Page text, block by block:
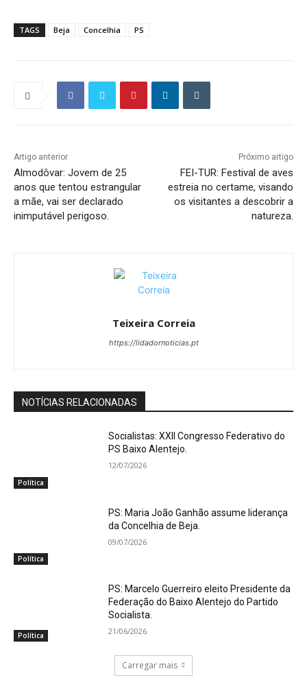
TAGS Beja Concelhia PS
Artigo anterior
Almodôvar: Jovem de 25
anos que tentou estrangular
a mãe, vai ser declarado
inimputável perigoso.
Próximo artigo
FEI-TUR: Festival de aves
estreia no certame, visando
os visitantes a descobrir a
natureza.
Teixeira Correia
https://lidadornoticias.pt
NOTÍCIAS RELACIONADAS
Política
Socialistas: XXII Congresso Federativo do
PS Baixo Alentejo.
12/07/2026
Política
PS: Maria João Ganhão assume liderança
da Concelhia de Beja.
09/07/2026
Política
PS: Marcelo Guerreiro eleito Presidente da
Federação do Baixo Alentejo do Partido
Socialista.
21/06/2026
Carregar mais